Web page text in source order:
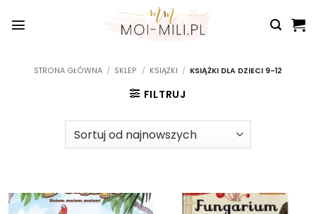
do
STRONA GŁÓWNA / SKLEP / KSIĄŻKI / KSIĄŻKI DLA DZIECI 9-12
FILTRUJ